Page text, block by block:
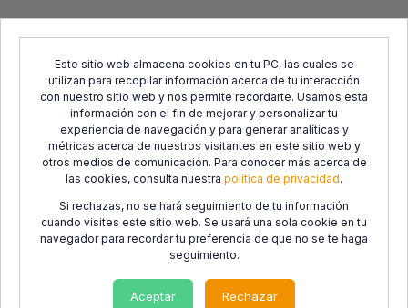
Este sitio web almacena cookies en tu PC, las cuales se
utilizan para recopilar información acerca de tu interacción
con nuestro sitio web y nos permite recordarte. Usamos esta
información con el fin de mejorar y personalizar tu
experiencia de navegación y para generar analíticas y
métricas acerca de nuestros visitantes en este sitio web y
otros medios de comunicación. Para conocer más acerca de
las cookies, consulta nuestra política de privacidad.
Si rechazas, no se hará seguimiento de tu información
cuando visites este sitio web. Se usará una sola cookie en tu
navegador para recordar tu preferencia de que no se te haga
seguimiento.
Aceptar Rechazar
Desarrollo Regional (FEDER) y el Centro para el Desarrollo
Tecnológico Industrial (CDTI), con el objetivo de promover el
desarrollo tecnológico, la innovación y una investigación de